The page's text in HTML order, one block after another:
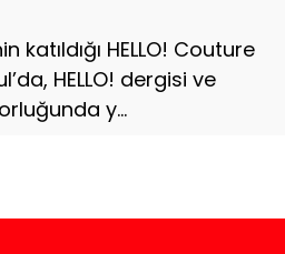
HELLO! Couture
HELLO! dergisi ve
y...